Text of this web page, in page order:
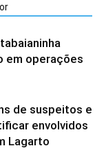
em operações
de suspeitos e
envolvidos
Lagarto